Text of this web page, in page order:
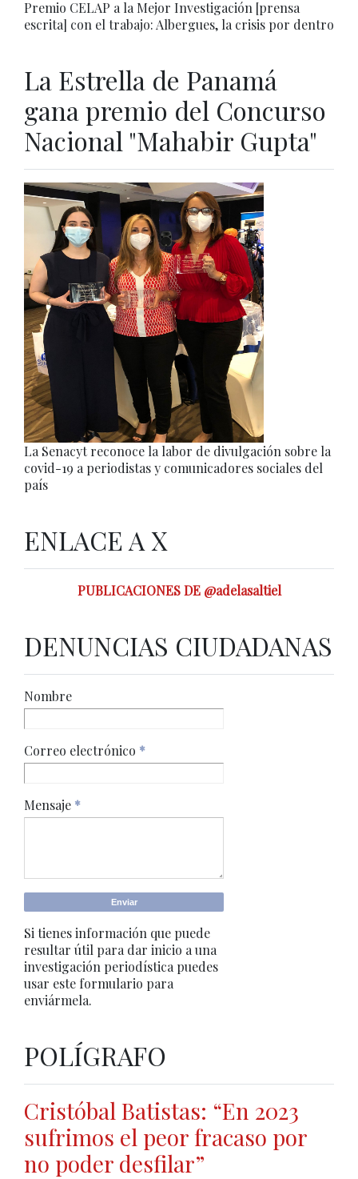
Premio CELAP a la Mejor Investigación [prensa
escrita] con el trabajo: Albergues, la crisis por dentro
La Estrella de Panamá
gana premio del Concurso
Nacional "Mahabir Gupta"
La Senacyt reconoce la labor de divulgación sobre la
covid-19 a periodistas y comunicadores sociales del
país
ENLACE A X
PUBLICACIONES DE @adelasaltiel
DENUNCIAS CIUDADANAS
Nombre
Correo electrónico *
Mensaje *
Si tienes información que puede
resultar útil para dar inicio a una
investigación periodística puedes
usar este formulario para
enviármela.
POLÍGRAFO
Cristóbal Batistas: “En 2023
sufrimos el peor fracaso por
no poder desfilar”